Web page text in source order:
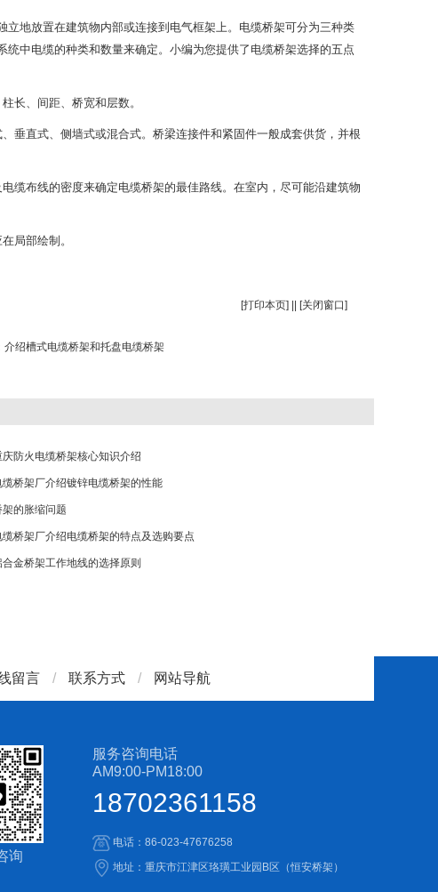
地放置在建筑物内部或连接到电气框架上。电缆桥架可分为三种类
中电缆的种类和数量来确定。小编为您提供了电缆桥架选择的五点
长、间距、桥宽和层数。
垂直式、侧墙式或混合式。桥梁连接件和紧固件一般成套供货，并根
缆布线的密度来确定电缆桥架的最佳路线。在室内，尽可能沿建筑物
局部绘制。
[打印本页] || [关闭窗口]
介绍槽式电缆桥架和托盘电缆桥架
庆防火电缆桥架核心知识介绍
缆桥架厂介绍镀锌电缆桥架的性能
架的胀缩问题
缆桥架厂介绍电缆桥架的特点及选购要点
合金桥架工作地线的选择原则
留言 / 联系方式 / 网站导航
询
服务咨询电话
AM9:00-PM18:00
18702361158
电话：86-023-47676258
地址：重庆市江津区珞璜工业园B区（恒安桥架）